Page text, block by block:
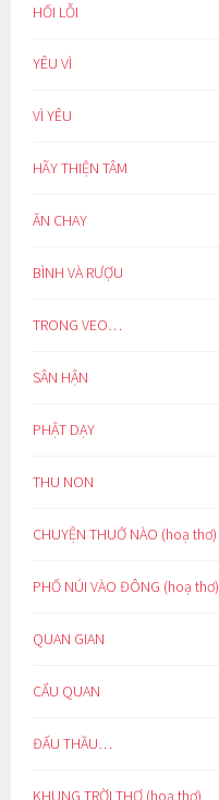
HỐI LỖI
YÊU VÌ
VÌ YÊU
HÃY THIỆN TÂM
ĂN CHAY
BÌNH VÀ RƯỢU
TRONG VEO…
SÂN HẬN
PHẬT DẠY
THU NON
CHUYỆN THUỞ NÀO (hoạ thơ)
PHỐ NÚI VÀO ĐÔNG (hoạ thơ)
QUAN GIAN
CẨU QUAN
ĐẤU THẦU…
KHUNG TRỜI THƠ (hoạ thơ)